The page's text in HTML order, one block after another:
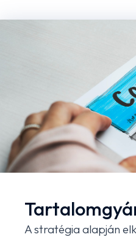
A stratégia alapján